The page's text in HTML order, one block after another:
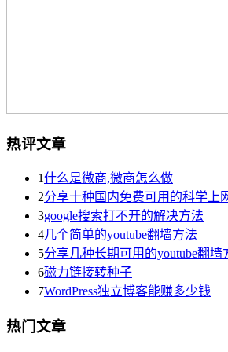
热评文章
1什么是微商,微商怎么做
2分享十种国内免费可用的科学上
3google搜索打不开的解决方法
4几个简单的youtube翻墙方法
5分享几种长期可用的youtube翻
6磁力链接转种子
7WordPress独立博客能赚多少钱
热门文章